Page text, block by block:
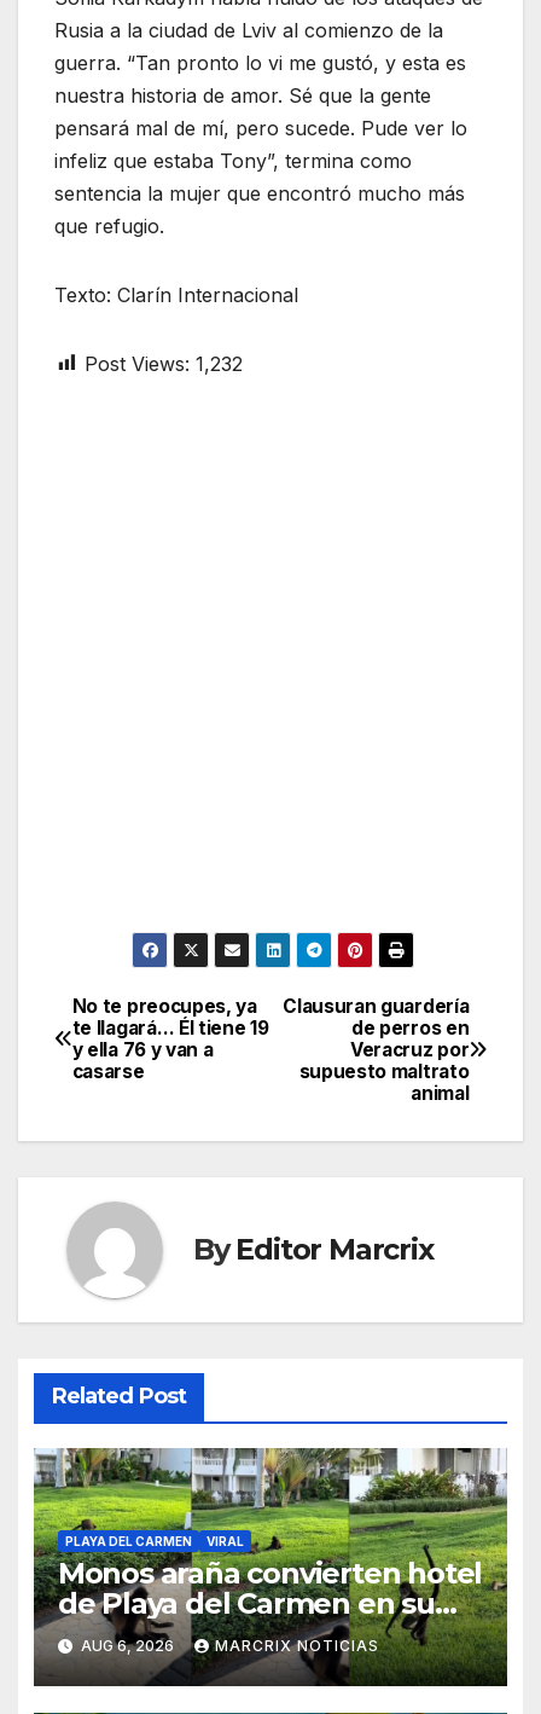
Rusia a la ciudad de Lviv al comienzo de la
guerra. “Tan pronto lo vi me gustó, y esta es
nuestra historia de amor. Sé que la gente
pensará mal de mí, pero sucede. Pude ver lo
infeliz que estaba Tony”, termina como
sentencia la mujer que encontró mucho más
que refugio.
Texto: Clarín Internacional
Post Views: 1,232
Post
navigation
Clausuran guardería
de perros en
Veracruz por
supuesto maltrato
animal
No te preocupes, ya
te llagará… Él tiene 19
y ella 76 y van a
casarse
ByEditor Marcrix
Related Post
PLAYA DEL CARMEN VIRAL
Monos araña convierten hotel
de Playa del Carmen en su
parque de juegos
AUG 6, 2026 MARCRIX NOTICIAS